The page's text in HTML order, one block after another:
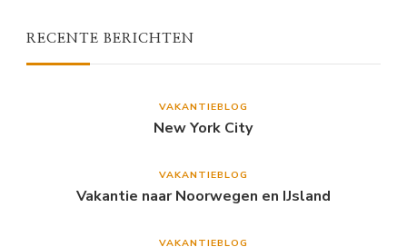
RECENTE BERICHTEN
VAKANTIEBLOG
New York City
VAKANTIEBLOG
Vakantie naar Noorwegen en IJsland
VAKANTIEBLOG